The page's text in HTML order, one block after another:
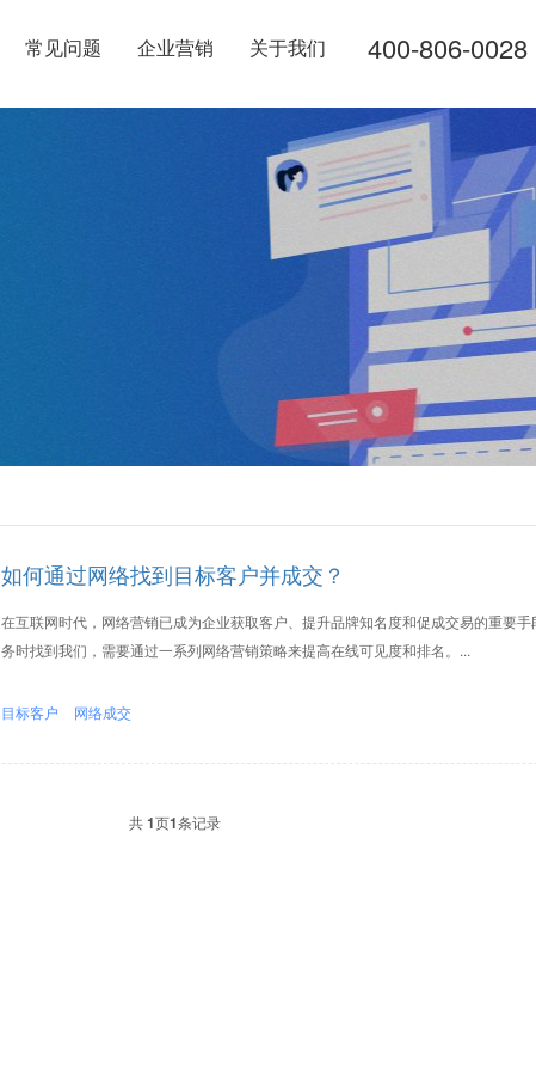
常见问题 企业营销 关于我们 400-806-0028
如何通过网络找到目标客户并成交？
在互联网时代，网络营销已成为企业获取客户、提升品牌知名度和促成交易的重要
务时找到我们，需要通过一系列网络营销策略来提高在线可见度和排名。...
目标客户 网络成交
共1页1条记录